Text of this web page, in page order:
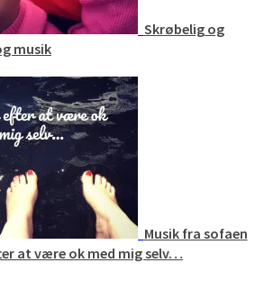
Skrøbelig og
musik
Musik fra sofaen
at være ok med mig selv…